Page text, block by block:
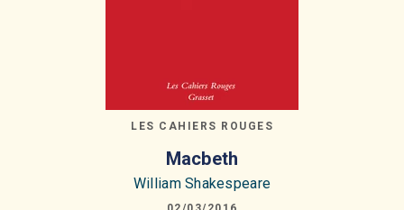
LES CAHIERS ROUGES
Macbeth
William Shakespeare